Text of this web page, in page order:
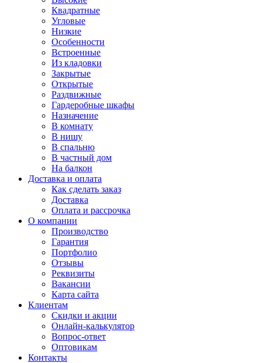
Квадратные
Угловые
Низкие
Особенности
Встроенные
Из кладовки
Закрытые
Открытые
Раздвижные
Гардеробные шкафы
Назначение
В комнату
В нишу
В спальню
В частный дом
На балкон
Доставка и оплата
Как сделать заказ
Доставка
Оплата и рассрочка
О компании
Производство
Гарантия
Портфолио
Отзывы
Реквизиты
Вакансии
Карта сайта
Клиентам
Скидки и акции
Онлайн-калькулятор
Вопрос-ответ
Оптовикам
Контакты